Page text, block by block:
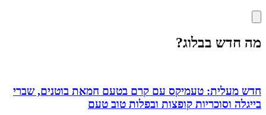
מה חדש בבלוג?
חדש מעלית: טעמיקס עם קרם בטעם חמאת בוטנים, שברי
בייגלה וסוכריות קופצות ובפלות טוב טעם